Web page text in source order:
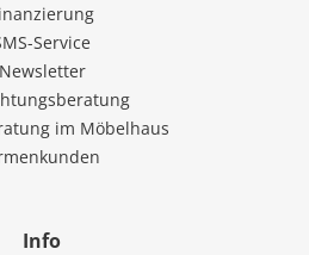
Service
Newsletter
im Möbelhaus
Info